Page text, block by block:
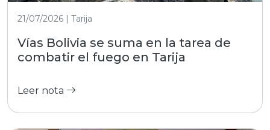
21/07/2026 | Tarija
Vías Bolivia se suma en la tarea de
combatir el fuego en Tarija
Leer nota